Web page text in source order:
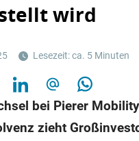
wird
Lesezeit: ca. 5 Minuten
bei Pierer
zieht